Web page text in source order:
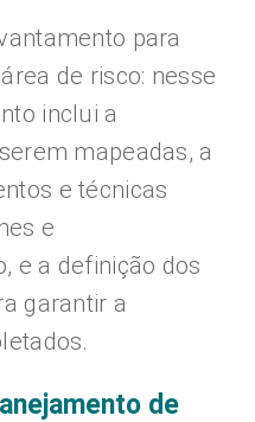
para
de risco: nesse
inclui a
mapeadas, a
e técnicas
e
e a definição dos
garantir a
de